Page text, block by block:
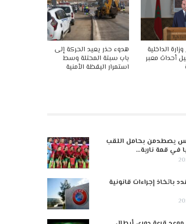
الداخلية
أحداث معبر
هدوء حذر يعيد الحركة إلى
باب سبتة المحتلة وسط
استمرار اليقظة الأمنية
يصطدمن بحامل اللقب
في قمة نارية…
باتخاذ إجراءات قانونية